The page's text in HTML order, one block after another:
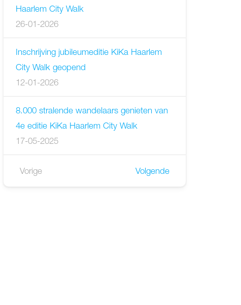
Haarlem City Walk
26-01-2026
Inschrijving jubileumeditie KiKa Haarlem
City Walk geopend
12-01-2026
8.000 stralende wandelaars genieten van
4e editie KiKa Haarlem City Walk
17-05-2025
Vorige Volgende